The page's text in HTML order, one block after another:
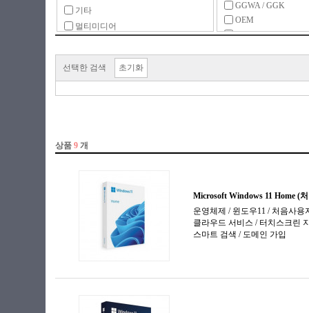
기타
멀티미디어
백업/복구
서체팩
GGWA / GGK
OEM
PKC(MLP)
업그레이드
처음사용자용(FPP)
선택한 검색 초기화